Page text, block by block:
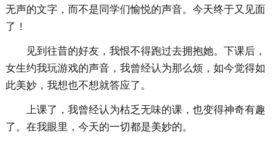
无声的文字，而不是同学们愉悦的声音。今天终于又见面
了！
见到往昔的好友，我恨不得跑过去拥抱她。下课后，
女生约我玩游戏的声音，我曾经认为那么烦，如今觉得如
此美妙，我想也不想就答应了。
上课了，我曾经认为枯乏无味的课，也变得神奇有趣
了。在我眼里，今天的一切都是美妙的。